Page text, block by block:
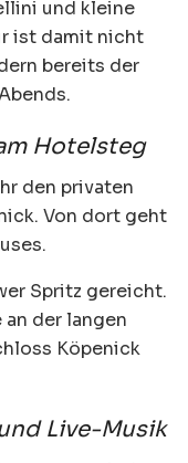
und kleine
ist damit nicht
bereits der
Hotelsteg
den privaten
Von dort geht
Spritz gereicht.
der langen
Köpenick
Live-Musik